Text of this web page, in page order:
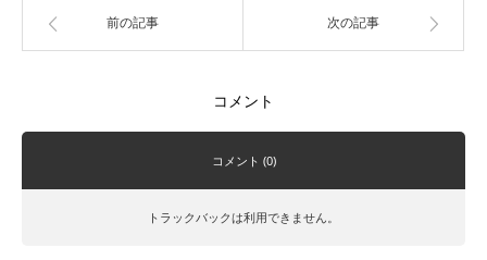
前の記事 次の記事
コメント
コメント (0)
トラックバックは利用できません。